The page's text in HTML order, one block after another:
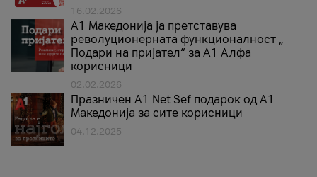
16.02.2026
А1 Македонија ја претставува
револуционерната функционалност „
Подари на пријател“ за А1 Алфа
корисници
02.02.2026
Празничен A1 Net Sеf подарок од А1
Македонија за сите корисници
04.12.2025